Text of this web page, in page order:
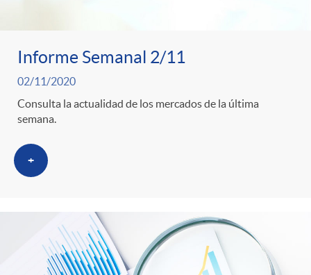
Informe Semanal 2/11
02/11/2020
Consulta la actualidad de los mercados de la última
semana.
+